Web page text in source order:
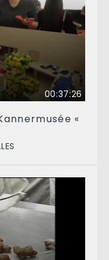
00:37:26
«